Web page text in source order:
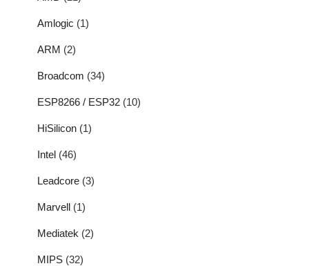
Amlogic (1)
ARM (2)
Broadcom (34)
ESP8266 / ESP32 (10)
HiSilicon (1)
Intel (46)
Leadcore (3)
Marvell (1)
Mediatek (2)
MIPS (32)